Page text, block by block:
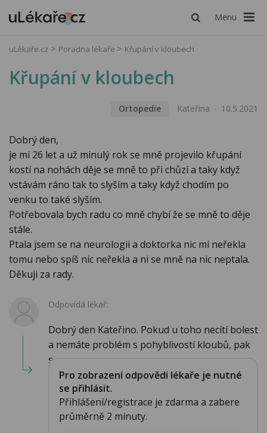
Menu
uLékaře.cz Poradna lékaře Křupání v kloubech
Křupání v kloubech
Ortopedie Kateřina 10.5.2021
Dobrý den,
je mi 26 let a už minulý rok se mně projevilo křupání
kostí na nohách děje se mně to při chůzí a taky když
vstávám ráno tak to slyším a taky když chodím po
venku to také slyším.
Potřebovala bych radu co mně chybí že se mně to děje
stále.
Ptala jsem se na neurologii a doktorka nic mi neřekla
tomu nebo spíš nic neřekla a ni se mně na nic neptala.
Děkuji za rady.
Odpovídá lékař:
Dobrý den Kateřino. Pokud u toho necítí bolest
a nemáte problém s pohyblivostí kloubů, pak
s...
Pro zobrazení odpovědi lékaře je nutné
se přihlásit.
Přihlášení/registrace je zdarma a zabere
průměrně 2 minuty.